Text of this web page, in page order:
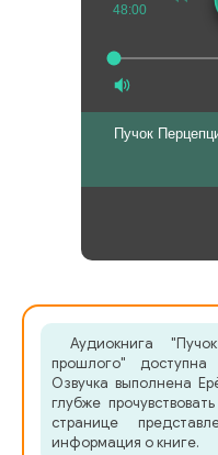
48:00
Пучок
Аудиокнига
прошлого"
Озвучка выполнена
глубже
странице
информация о книге.